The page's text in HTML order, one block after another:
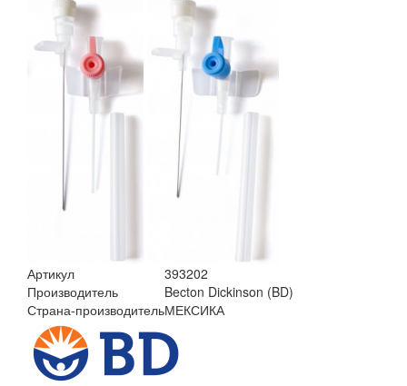
Артикул
393202
Производитель
Becton Dickinson (BD)
Страна-производительМЕКСИКА